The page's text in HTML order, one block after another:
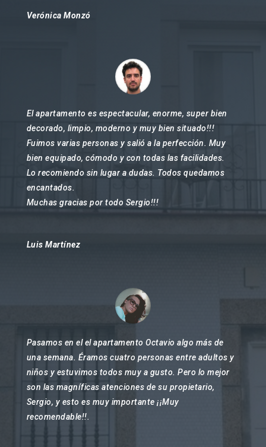
Verónica Monzó
El apartamento es espectacular, enorme, super bien
decorado, limpio, moderno y muy bien situado!!!
Fuimos varias personas y salió a la perfección. Muy
bien equipado, cómodo y con todas las facilidades.
Lo recomiendo sin lugar a dudas. Todos quedamos
encantados.
Muchas gracias por todo Sergio!!!
Luis Martínez
Pasamos en el el apartamento Octavio algo más de
una semana. Éramos cuatro personas entre adultos y
niños y estuvimos todos muy a gusto. Pero lo mejor
son las magníficas atenciones de su propietario,
Sergio, y esto es muy importante ¡¡Muy
recomendable!!.